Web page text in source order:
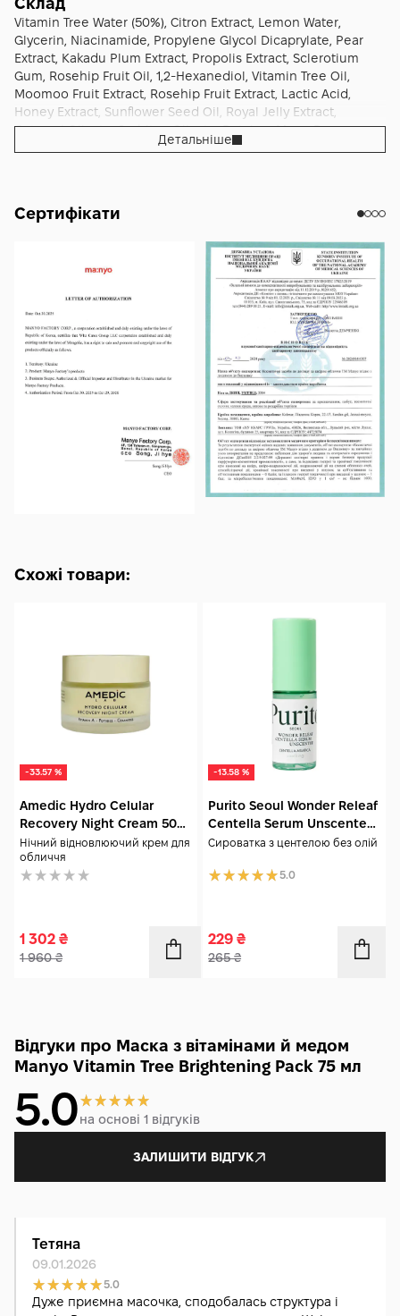
Manyo Vitamin Tree Brightening Pack стане хорошим
доповненням до щотижневої рутини догляду за шкірою,
допомагаючи підтримувати її природну свіжість,
зволоження та доглянутий вигляд. Формат 75 мл зручний
для регулярного використання та дозволяє довгий час
підтримувати шкіру у комфортному стані.
Vitamin Tree Water (50%), Citron Extract, Lemon Water,
Glycerin, Niacinamide, Propylene Glycol Dicaprylate, Pear
Extract, Kakadu Plum Extract, Propolis Extract, Sclerotium
Gum, Rosehip Fruit Oil, 1,2-Hexanediol, Vitamin Tree Oil,
Moomoo Fruit Extract, Rosehip Fruit Extract, Lactic Acid,
Honey Extract, Sunflower Seed Oil, Royal Jelly Extract,
Cetearyl Olivate, Sorbitan Olivate, Betaine, Mung Bean
Extract, Honey, Xanthan Gum, Disteardimonium Hectorite,
Lime Oil, Limonene, Citral
Детальніше
Сертифікати
Схожі товари:
-33.57 %
Amedic Hydro Celular
Recovery Night Cream 50
мл
Нічний відновлюючий крем для
обличчя
1 302 ₴
1 960₴
-13.58 %
Purito Seoul Wonder Releaf
Centella Serum Unscented
15 мл
Сироватка з центелою без олій
5.0
229 ₴
265₴
Відгуки про Маска з вітамінами й медом
Manyo Vitamin Tree Brightening Pack 75 мл
5.0на основі 1 відгуків
ЗАЛИШИТИ ВІДГУК
Тетяна
09.01.2026
5.0
Дуже приємна масочка, сподобалась структура і